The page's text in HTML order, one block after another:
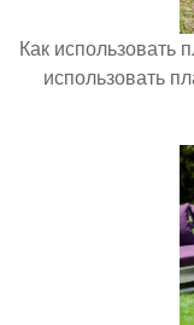
Как использовать
использовать